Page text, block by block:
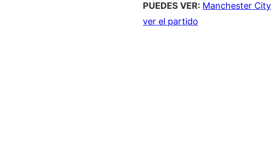
PUEDES VER: Manchester
ver el partido